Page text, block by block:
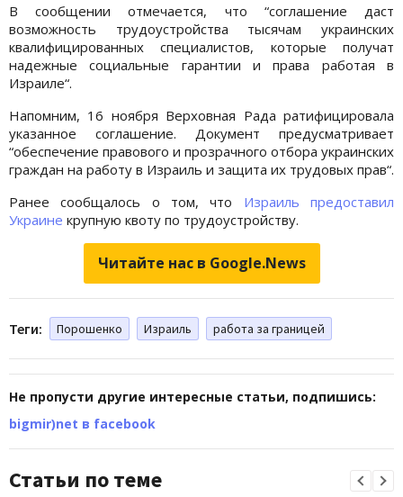
В сообщении отмечается, что “соглашение даст
возможность трудоустройства тысячам украинских
квалифицированных специалистов, которые получат
надежные социальные гарантии и права работая в
Израиле“.
Напомним, 16 ноября Верховная Рада ратифицировала
указанное соглашение. Документ предусматривает
“обеспечение правового и прозрачного отбора украинских
граждан на работу в Израиль и защита их трудовых прав“.
Ранее сообщалось о том, что Израиль предоставил
Украине крупную квоту по трудоустройству.
Читайте нас в Google.News
Теги: Порошенко Израиль работа за границей
Не пропусти другие интересные статьи, подпишись:
bigmir)net в facebook
Статьи по теме